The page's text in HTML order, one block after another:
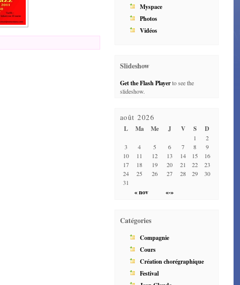
Myspace
Photos
Vidéos
Slideshow
Get the Flash Playerto see the
slideshow.
août 2026
L Ma Me J V S D
« nov «-»
1
2
3
4 5 6 7 8
9
10
11 12 13 14 15
16
17
18 19 20 21 22
23
24
25 26 27 28 29
30
31
Catégories
Compagnie
Cours
Création chorégraphique
Festival